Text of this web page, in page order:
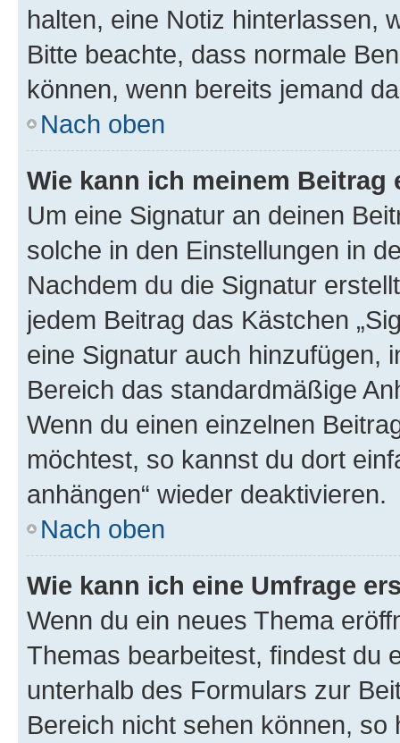
halten, eine Notiz hinterlassen,
Bitte beachte, dass normale
können, wenn bereits jemand
Nach oben
Wie kann ich meinem
Um eine Signatur an deinen
solche in den Einstellungen in
Nachdem du die Signatur
jedem Beitrag das Kästchen
eine Signatur auch hinzufügen,
Bereich das standardmäßige
Wenn du einen einzelnen
möchtest, so kannst du dort
anhängen“ wieder deaktivieren.
Nach oben
Wie kann ich eine Umfrage
Wenn du ein neues Thema
Themas bearbeitest, findest du
unterhalb des Formulars zur
Bereich nicht sehen können,